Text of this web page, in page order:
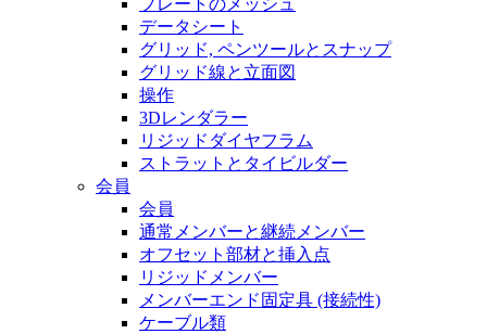
プレートのメッシュ
データシート
グリッド, ペンツールとスナップ
グリッド線と立面図
操作
3Dレンダラー
リジッドダイヤフラム
ストラットとタイビルダー
会員
会員
通常メンバーと継続メンバー
オフセット部材と挿入点
リジッドメンバー
メンバーエンド固定具 (接続性)
ケーブル類